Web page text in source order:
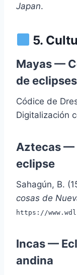
Japan.
5.
Mayas —
de
Códice de
Digitalización
Aztecas —
eclipse
Sahagún, B.
cosas de
https://
Incas —
andina